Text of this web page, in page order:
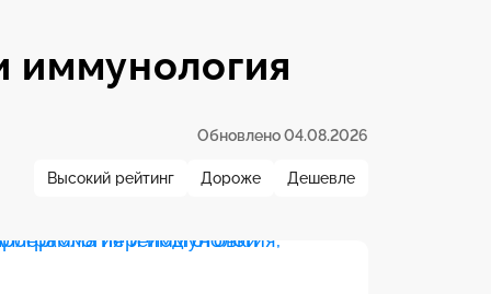
иммунология
Обновлено 04.08.2026
Высокий рейтинг Дороже Дешевле